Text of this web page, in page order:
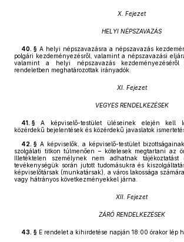
X. Fejezet
HELYI NÉPSZAVAZÁS
40. § A helyi népszavazásra a népszavazás
polgári kezdeményezésről, valamint a népszavazási
valamint a helyi népszavazás kezdeményezéséről
rendeletben meghatározottak irányadók.
XI. Fejezet
VEGYES RENDELKEZÉSEK
41. § A képviselő-testület üléseinek elején kell
közérdekű bejelentések és közérdekű javaslatok
42. § A képviselők, a képviselő-testület
szolgálati titkon túlmenően – kötelesek megtartani az
Illetéktelen személynek nem adhatnak
tevékenységük során jutott tudomásukra és
képviselőtársak (munkatársak), a város lakossága
vagy hátrányos következményekkel járna.
XII. Fejezet
ZÁRÓ RENDELKEZÉSEK
43. § E rendelet a kihirdetése napján 18:00 órakor lép